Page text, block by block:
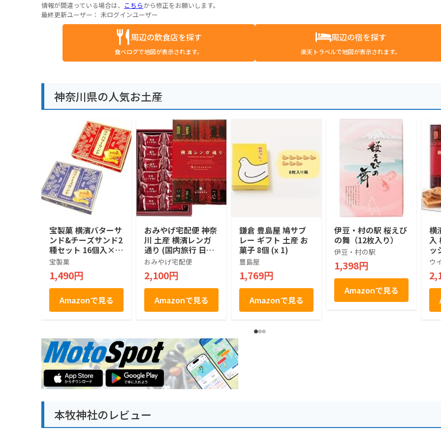
情報が間違っている場合は、 こちらから修正をお願いします。
最終更新ユーザー： 未ログインユーザー
周辺の飲食店を探す
食べログで地図が表示されます。
周辺の宿を探す
楽天トラベルで地図が表示されます。
神奈川県の人気お土産
宝製菓 横濱バターサ
ンド&チーズサンド2
種セット 16個入×2
箱
宝製菓
1,490円
Amazonで見る
おみやげ宅配便 神奈
川 土産 横濱レンガ
通り (国内旅行 日本
神奈川 お土産）
おみやげ宅配便
2,100円
Amazonで見る
鎌倉 豊島屋 鳩サブ
レー ギフト 土産 お
菓子 8個 (x 1)
豊島屋
1,769円
Amazonで見る
伊豆・村の駅 桜えび
の舞（12枚入り）
伊豆・村の駅
1,398円
Amazonで見る
横
入
ッ
せ
菓
お
土
ウ
本牧神社のレビュー